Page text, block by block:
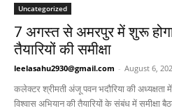
Uncategorized
7 अगस्त से अमरपुर में शुरू
तैयारियों की समीक्षा
leelasahu2930@gmail.com - August 6,
कलेक्टर श्रीमती अंजू पवन भदौरिया की
विश्वास अभियान की तैयारियों के संबंध में समीक्षा